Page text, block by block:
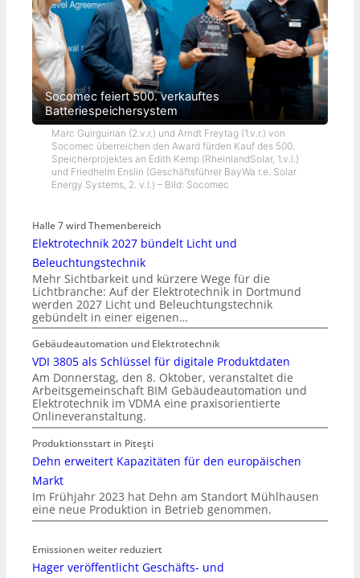
Socomec feiert 500. verkauftes
Batteriespeichersystem
Marc Guirguirian (2.v.r.) und Arndt Freytag (1.v.r.) von
Socomec überreichen den Award fürden Kauf des 500.
Speicherprojektes an Edith Kemp (RheinlandSolar, 1.v.l.)
und Friedhelm Enslin (Geschäftsführer BayWa r.e. Solar
Energy Systems, 2. v.l.) – Bild: Socomec
Halle 7 wird Themenbereich
Elektrotechnik 2027 bündelt Licht und
Beleuchtungstechnik
Mehr Sichtbarkeit und kürzere Wege für die
Lichtbranche: Auf der Elektrotechnik in Dortmund
werden 2027 Licht und Beleuchtungstechnik
gebündelt in einer eigenen…
Gebäudeautomation und Elektrotechnik
VDI 3805 als Schlüssel für digitale Produktdaten
Am Donnerstag, den 8. Oktober, veranstaltet die
Arbeitsgemeinschaft BIM Gebäudeautomation und
Elektrotechnik im VDMA eine praxisorientierte
Onlineveranstaltung.
Produktionsstart in Piteşti
Dehn erweitert Kapazitäten für den europäischen
Markt
Im Frühjahr 2023 hat Dehn am Standort Mühlhausen
eine neue Produktion in Betrieb genommen.
Emissionen weiter reduziert
Hager veröffentlicht Geschäfts- und